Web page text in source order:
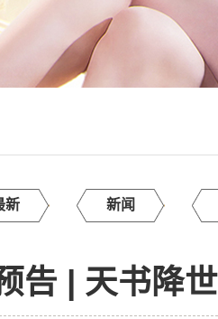
新 新闻
告 | 天书降